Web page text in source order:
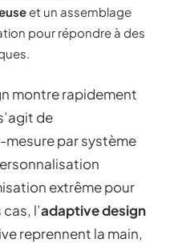
et un assemblage
pour répondre à des
montre rapidement
de
par système
extrême pour
l’adaptive design
reprennent la main,